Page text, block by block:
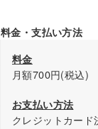
料金・支払い方法
料金
月額700円(税込)
お支払い方法
クレジットカード